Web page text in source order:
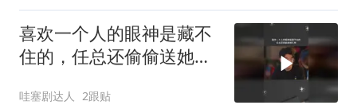
喜欢一个人的眼神是藏不
住的，任总还偷偷送她礼
哇塞剧达人 2跟贴